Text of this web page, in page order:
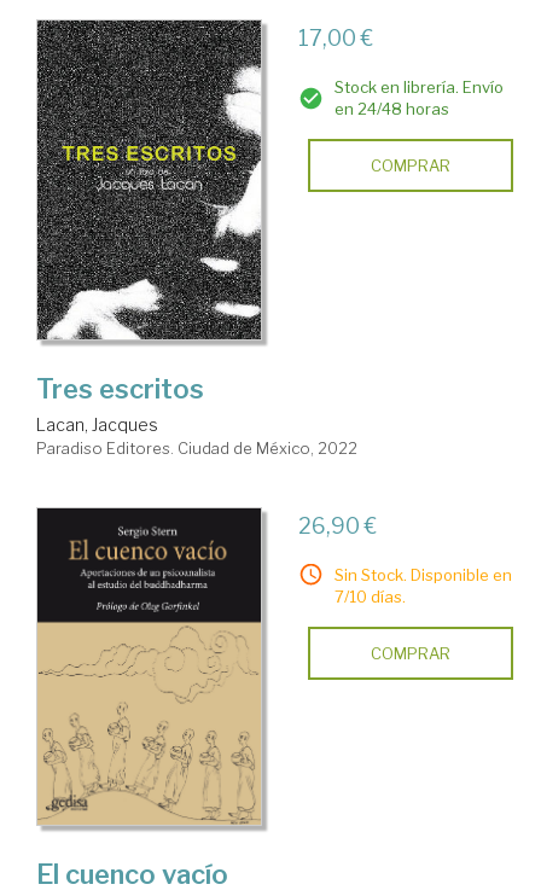
17,00 €
Stock en librería. Envío
en 24/48 horas
COMPRAR
Tres escritos
Lacan, Jacques
Paradiso Editores. Ciudad de México, 2022
26,90 €
Sin Stock. Disponible en
7/10 días.
COMPRAR
El cuenco vacío